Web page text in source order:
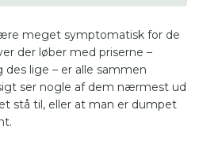
eller præmieres, foruden
forhandlere,
og lignende.
meget symptomatisk for de
der løber med priserne –
lige – er alle sammen
ser nogle af dem nærmest ud
stå til, eller at man er dumpet